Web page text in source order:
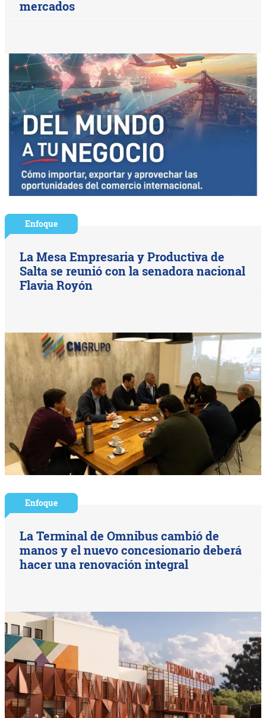
mercados
Enfoque
La Mesa Empresaria y Productiva de
Salta se reunió con la senadora nacional
Flavia Royón
Enfoque
La Terminal de Omnibus cambió de
manos y el nuevo concesionario deberá
hacer una renovación integral